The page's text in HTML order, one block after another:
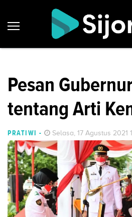
Pesan
tentang Arti
PRATIWI - Selasa, 17 Agustus 2021